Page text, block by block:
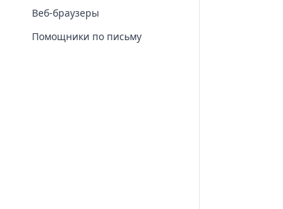
Веб-браузеры
Помощники по письму